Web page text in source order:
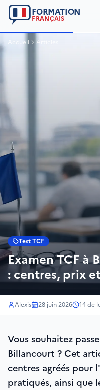
FORMATION
FRANÇAIS
Accueil Articles
Test TCF
Examen TCF à
: centres, prix
Alexis 28 juin 2026 14de
Vous souhaitez
Billancourt ? Cet
centres agréés pour
pratiqués, ainsi que